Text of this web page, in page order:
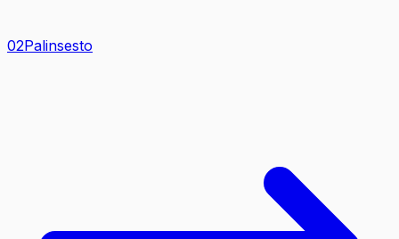
02Palinsesto